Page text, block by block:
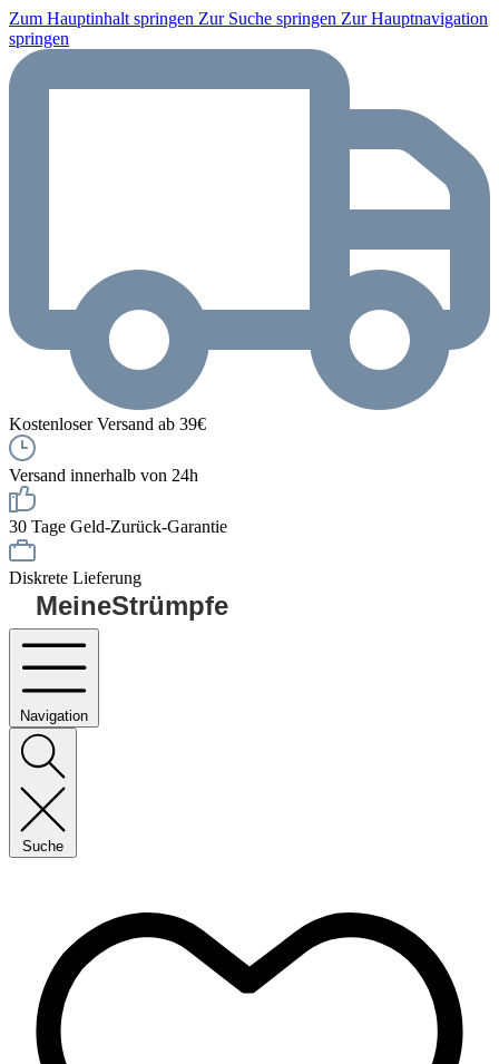
Zum Hauptinhalt springen Zur Suche springen Zur Hauptnavigation
springen
Kostenloser Versand ab 39€
Versand innerhalb von 24h
30 Tage Geld-Zurück-Garantie
Diskrete Lieferung
MeineStrümpfe
Navigation
Suche